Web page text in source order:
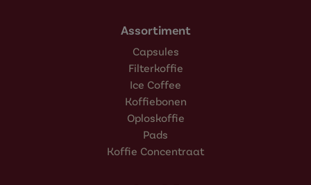
Assortiment
Capsules
Filterkoffie
Ice Coffee
Koffiebonen
Oploskoffie
Pads
Koffie Concentraat